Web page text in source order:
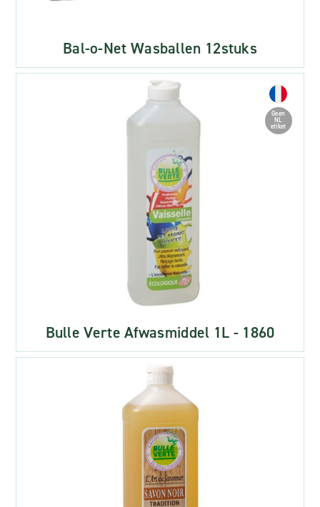
Bal-o-Net Wasballen 12stuks
Geen
NL
etiket
Bulle Verte Afwasmiddel 1L - 1860